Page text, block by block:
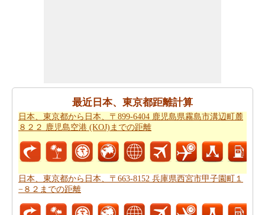
市川市までの飛行時間チェックします。
それはあなたの旅のルートを計画するのは面倒ですか？
このルートプランナーは、日本、東京都から日本、千葉
県市川市までの道路ルートプラン提供します。
あなたは、道路に旅行を取ることを計画していますか？
あなたはこの旅行で過ごすことになります燃料費の見積
もりをしたいですか？
川市までの旅行の費用を確認してください。
最近日本、東京都距離計算
日本、東京都から日本、〒899-6404 鹿児島県霧島市溝辺町麓
８２２ 鹿児島空港 (KOJ)までの距離
日本、東京都から日本、〒663-8152 兵庫県西宮市甲子園町１
−８２までの距離